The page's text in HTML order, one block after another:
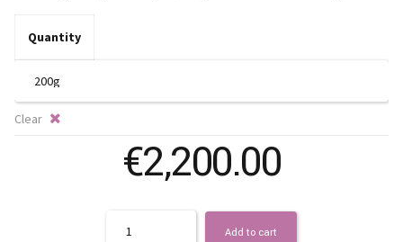
Quantity
Clear
€2,200.00
Add to cart